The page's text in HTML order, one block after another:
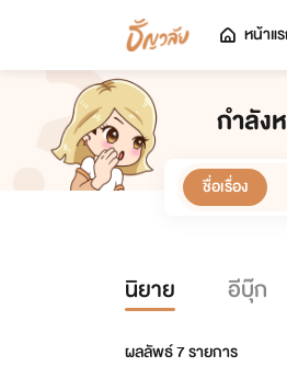
หน้าแ
กำลัง
ชื่อเรื่อง
นิยาย อีบุ๊ก
ผลลัพธ์7รายการ